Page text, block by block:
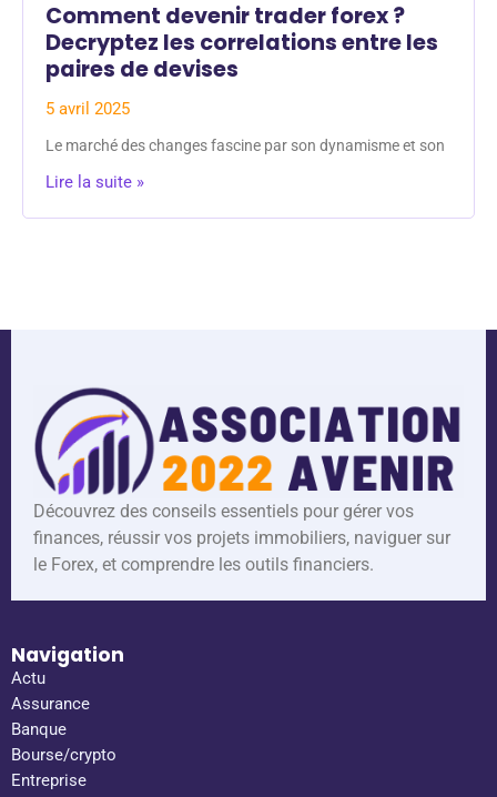
Comment devenir trader forex ?
Decryptez les correlations entre les
paires de devises
5 avril 2025
Le marché des changes fascine par son dynamisme et son
Lire la suite »
Découvrez des conseils essentiels pour gérer vos
finances, réussir vos projets immobiliers, naviguer sur
le Forex, et comprendre les outils financiers.
Navigation
Actu
Assurance
Banque
Bourse/crypto
Entreprise